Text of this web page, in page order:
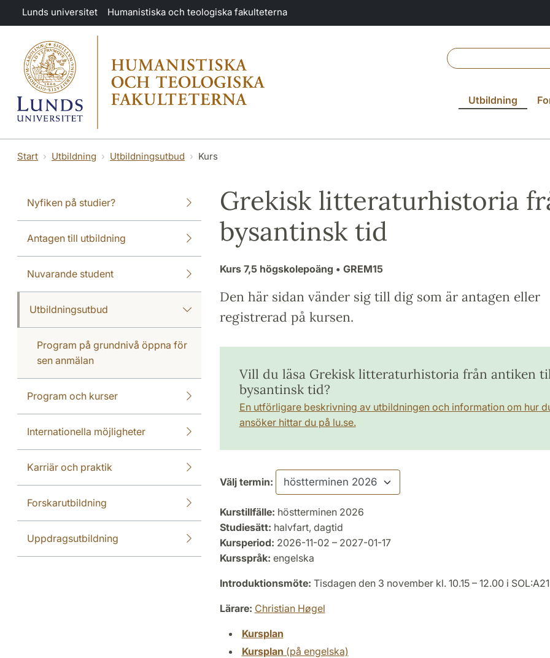
Hoppa till huvudinnehåll
Lunds universitet Humanistiska och teologiska fakulteterna
Utbildning
Start Utbildning Utbildningsutbud Kurs
Nyfiken på studier?
Antagen till utbildning
Nuvarande student
Utbildningsutbud
Program på grundnivå öppna för
sen anmälan
Program och kurser
Internationella möjligheter
Karriär och praktik
Forskarutbildning
Uppdragsutbildning
Grekisk litteraturhistoria
bysantinsk tid
Kurs 7,5 högskolepoäng • GREM15
Den här sidan vänder sig till dig som är antagen eller
registrerad på kursen.
Vill du läsa Grekisk litteraturhistoria från antiken
bysantinsk tid?
En utförligare beskrivning av utbildningen och information om hur
ansöker hittar du på lu.se.
Välj termin:
Kurstillfälle: höstterminen 2026
Studiesätt: halvfart, dagtid
Kursperiod: 2026-11-02 – 2027-01-17
Kursspråk: engelska
Introduktionsmöte: Tisdagen den 3 november kl. 10.15 – 12.00 i
Lärare: Christian Høgel
Kursplan
Kursplan (på engelska)